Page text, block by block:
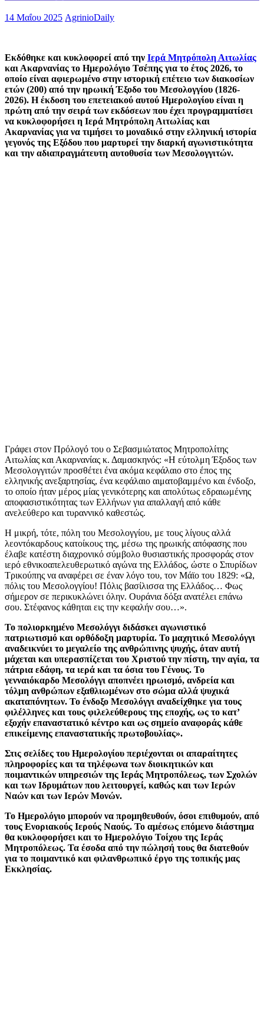
14 Μαΐου 2025 AgrinioDaily
Εκδόθηκε και κυκλοφορεί από την Ιερά Μητρόπολη Αιτωλίας
και Ακαρνανίας το Ημερολόγιο Τσέπης για το έτος 2026, το
οποίο είναι αφιερωμένο στην ιστορική επέτειο των διακοσίων
ετών (200) από την ηρωική Έξοδο του Μεσολογγίου (1826-
2026). Η έκδοση του επετειακού αυτού Ημερολογίου είναι η
πρώτη από την σειρά των εκδόσεων που έχει προγραμματίσει
να κυκλοφορήσει η Ιερά Μητρόπολη Αιτωλίας και
Ακαρνανίας για να τιμήσει το μοναδικό στην ελληνική ιστορία
γεγονός της Εξόδου που μαρτυρεί την διαρκή αγωνιστικότητα
και την αδιαπραγμάτευτη αυτοθυσία των Μεσολογγιτών.
Γράφει στον Πρόλογό του ο Σεβασμιώτατος Μητροπολίτης
Αιτωλίας και Ακαρνανίας κ. Δαμασκηνός: «Η εύτολμη Έξοδος των
Μεσολογγιτών προσθέτει ένα ακόμα κεφάλαιο στο έπος της
ελληνικής ανεξαρτησίας, ένα κεφάλαιο αιματοβαμμένο και ένδοξο,
το οποίο ήταν μέρος μίας γενικότερης και απολύτως εδραιωμένης
αποφασιστικότητας των Ελλήνων για απαλλαγή από κάθε
ανελεύθερο και τυραννικό καθεστώς.
Η μικρή, τότε, πόλη του Μεσολογγίου, με τους λίγους αλλά
λεοντόκαρδους κατοίκους της, μέσω της ηρωικής απόφασης που
έλαβε κατέστη διαχρονικό σύμβολο θυσιαστικής προσφοράς στον
ιερό εθνικοαπελευθερωτικό αγώνα της Ελλάδος, ώστε ο Σπυρίδων
Τρικούπης να αναφέρει σε έναν λόγο του, τον Μάϊο του 1829: «Ω,
πόλις του Μεσολογγίου! Πόλις βασίλισσα της Ελλάδος… Φως
σήμερον σε περικυκλώνει όλην. Ουράνια δόξα ανατέλει επάνω
σου. Στέφανος κάθηται εις την κεφαλήν σου…».
Το πολιορκημένο Μεσολόγγι διδάσκει αγωνιστικό
πατριωτισμό και ορθόδοξη μαρτυρία. Το μαχητικό Μεσολόγγι
αναδεικνύει το μεγαλείο της ανθρώπινης ψυχής, όταν αυτή
μάχεται και υπερασπίζεται του Χριστού την πίστη, την αγία, τα
πάτρια εδάφη, τα ιερά και τα όσια του Γένους. Το
γενναιόκαρδο Μεσολόγγι αποπνέει ηρωισμό, ανδρεία και
τόλμη ανθρώπων εξαθλιωμένων στο σώμα αλλά ψυχικά
ακαταπόνητων. Το ένδοξο Μεσολόγγι αναδείχθηκε για τους
φιλέλληνες και τους φιλελεύθερους της εποχής, ως το κατ’
εξοχήν επαναστατικό κέντρο και ως σημείο αναφοράς κάθε
επικείμενης επαναστατικής πρωτοβουλίας».
Στις σελίδες του Ημερολογίου περιέχονται οι απαραίτητες
πληροφορίες και τα τηλέφωνα των διοικητικών και
ποιμαντικών υπηρεσιών της Ιεράς Μητροπόλεως, των Σχολών
και των Ιδρυμάτων που λειτουργεί, καθώς και των Ιερών
Ναών και των Ιερών Μονών.
Το Ημερολόγιο μπορούν να προμηθευθούν, όσοι επιθυμούν, από
τους Ενοριακούς Ιερούς Ναούς. Το αμέσως επόμενο διάστημα
θα κυκλοφορήσει και το Ημερολόγιο Τοίχου της Ιεράς
Μητροπόλεως. Τα έσοδα από την πώλησή τους θα διατεθούν
για το ποιμαντικό και φιλανθρωπικό έργο της τοπικής μας
Εκκλησίας.